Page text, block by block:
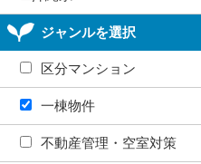
ジャンルを選択
区分マンション
一棟物件
不動産管理・空室対策